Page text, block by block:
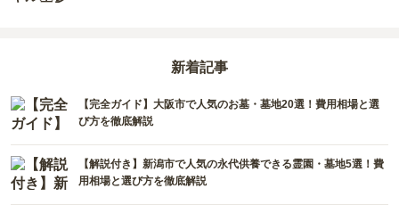
新着記事
【完全ガイド】大阪市で人気のお墓・墓地20選！費用相場と選
び方を徹底解説
【解説付き】新潟市で人気の永代供養できる霊園・墓地5選！費
用相場と選び方を徹底解説